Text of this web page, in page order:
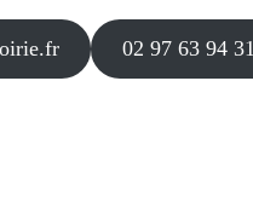
02 97 63 94 31